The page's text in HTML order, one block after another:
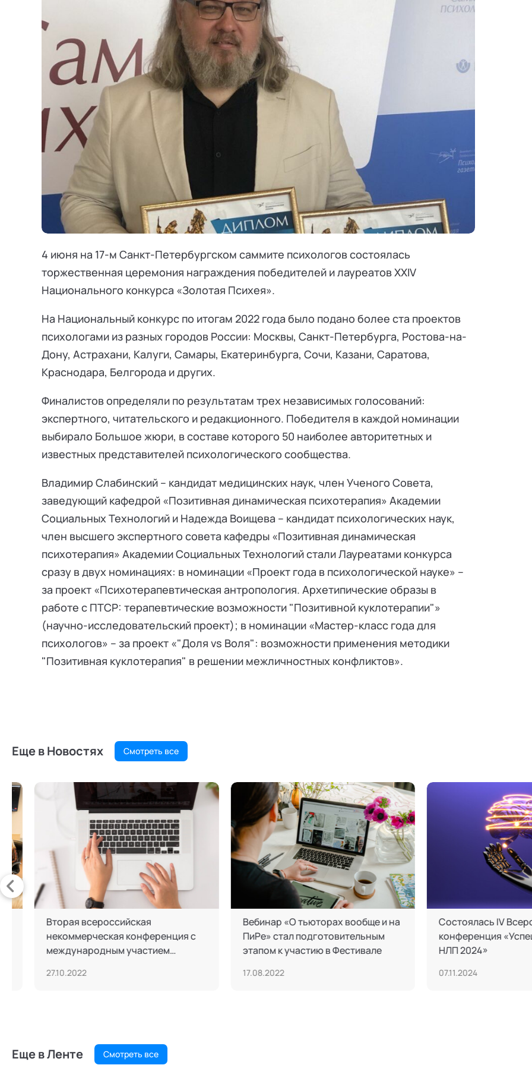
4 июня на 17-м Санкт-Петербургском саммите психологов состоялась
торжественная церемония награждения победителей и лауреатов XXIV
Национального конкурса «Золотая Психея».
На Национальный конкурс по итогам 2022 года было подано более ста проектов
психологами из разных городов России: Москвы, Санкт-Петербурга, Ростова-на-
Дону, Астрахани, Калуги, Самары, Екатеринбурга, Сочи, Казани, Саратова,
Краснодара, Белгорода и других.
Финалистов определяли по результатам трех независимых голосований:
экспертного, читательского и редакционного. Победителя в каждой номинации
выбирало Большое жюри, в составе которого 50 наиболее авторитетных и
известных представителей психологического сообщества.
Владимир Слабинский – кандидат медицинских наук, член Ученого Совета,
заведующий кафедрой «Позитивная динамическая психотерапия» Академии
Социальных Технологий и Надежда Воищева – кандидат психологических наук,
член высшего экспертного совета кафедры «Позитивная динамическая
психотерапия» Академии Социальных Технологий стали Лауреатами конкурса
сразу в двух номинациях: в номинации «Проект года в психологической науке» –
за проект «Психотерапевтическая антропология. Архетипические образы в
работе с ПТСР: терапевтические возможности "Позитивной куклотерапии"»
(научно-исследовательский проект); в номинации «Мастер-класс года для
психологов» – за проект «"Доля vs Воля": возможности применения методики
"Позитивная куклотерапия" в решении межличностных конфликтов».
Еще в Новостях Смотреть все
Конференция «Шаги за горизонт:
трансперсональные открытия,
которые преображают мир»
трансперсонального движения
09.11.2022
Неделя фасилитации 2024 «Сила
разнообразия»
02.10.2024
XV
практическая
«Тьюторство
стала
28.10.2022
Еще в Ленте Смотреть все